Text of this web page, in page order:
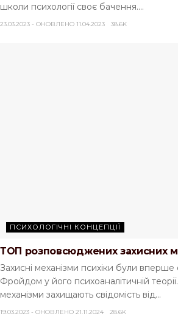
школи психології своє бачення....
23.03.2023 - ОНОВЛЕНО 11.04.2023 38.6K
ПСИХОЛОГІЧНІ КОНЦЕПЦІЇ
ТОП розповсюджених захисних
Захисні механізми психіки були
Фройдом у його психоаналітичній
механізми захищають свідомість від...
19.03.2023 - ОНОВЛЕНО 21.11.2024 28.6K